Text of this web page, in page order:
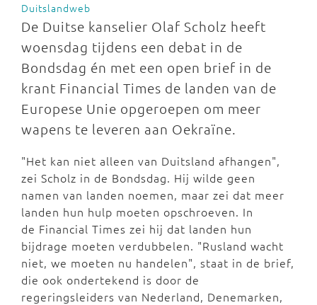
Duitslandweb
De Duitse kanselier Olaf Scholz heeft
woensdag tijdens een debat in de
Bondsdag én met een open brief in de
krant Financial Times de landen van de
Europese Unie opgeroepen om meer
wapens te leveren aan Oekraïne.
"Het kan niet alleen van Duitsland afhangen",
zei Scholz in de Bondsdag. Hij wilde geen
namen van landen noemen, maar zei dat meer
landen hun hulp moeten opschroeven. In
de Financial Times zei hij dat landen hun
bijdrage moeten verdubbelen. "Rusland wacht
niet, we moeten nu handelen", staat in de brief,
die ook ondertekend is door de
regeringsleiders van Nederland, Denemarken,